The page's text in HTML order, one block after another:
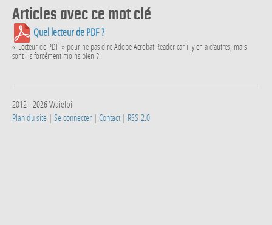
Articles avec ce mot clé
Quel lecteur de PDF ?
« Lecteur de PDF » pour ne pas dire Adobe Acrobat Reader car il y en a d’autres, mais
sont-ils forcément moins bien ?
2012 - 2026 Waielbi
Plan du site | Se connecter | Contact | RSS 2.0